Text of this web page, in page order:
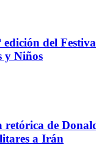
edición del
y Niños
retórica de
a Irán